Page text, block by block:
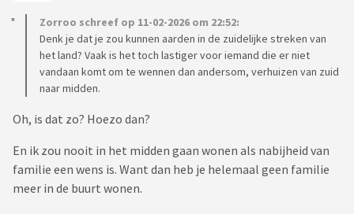
Zorroo schreef op 11-02-2026 om 22:52:
Denk je dat je zou kunnen aarden in de zuidelijke streken van
het land? Vaak is het toch lastiger voor iemand die er niet
vandaan komt om te wennen dan andersom, verhuizen van zuid
naar midden.
Oh, is dat zo? Hoezo dan?
En ik zou nooit in het midden gaan wonen als nabijheid van
familie een wens is. Want dan heb je helemaal geen familie
meer in de buurt wonen.